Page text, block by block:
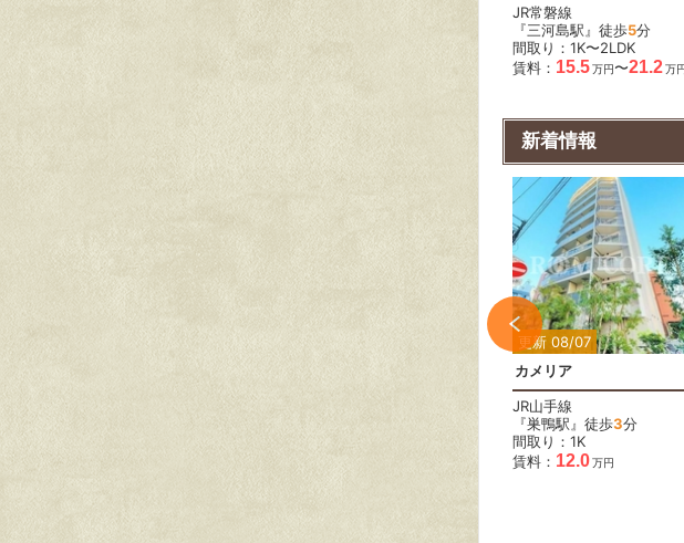
有楽町線
』徒歩
分
分
間取り：1R
間取り：1R
賃料：
JR常磐線
『三河島駅』徒歩5分
間取り：1K〜2LDK
賃料： 15.5万円〜21.2万
新着情報
駅』徒歩
万円
更新 08/07
2
パークアクシス浅草・蔵前
『蔵前駅』徒歩
間取り：1K〜1LDK
〜
更新 08/07
コンフォリア浅草橋ドゥ
『浅草橋駅』徒歩
賃料：
17.4
更新 08/07
2
カメリア
JR山手線
『巣鴨駅』徒歩3分
間取り：1K
賃料： 12.0万円